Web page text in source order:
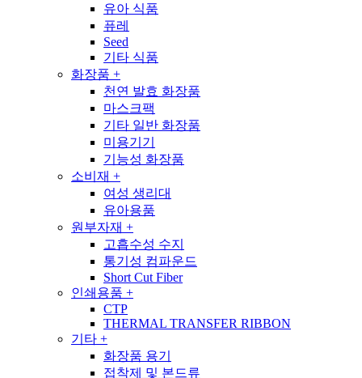
유아 식품
퓨레
Seed
기타 식품
화장품 +
천연 발효 화장품
마스크팩
기타 일반 화장품
미용기기
기능성 화장품
소비재 +
여성 생리대
유아용품
원부자재 +
고흡수성 수지
통기성 컴파운드
Short Cut Fiber
인쇄용품 +
CTP
THERMAL TRANSFER RIBBON
기타 +
화장품 용기
접착제 및 본드류